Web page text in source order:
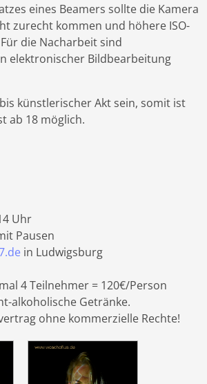
eines Beamers sollte die Kamera
zurecht kommen und höhere ISO-
die Nacharbeit sind
elektronischer Bildbearbeitung
künstlerischer Akt sein, somit ist
ab 18 möglich.
Uhr
Pausen
in Ludwigsburg
4 Teilnehmer = 120€/Person
alkoholische Getränke.
ohne kommerzielle Rechte!